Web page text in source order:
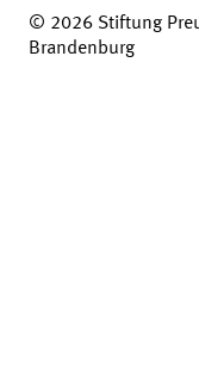
© 2026 Stiftung
Brandenburg